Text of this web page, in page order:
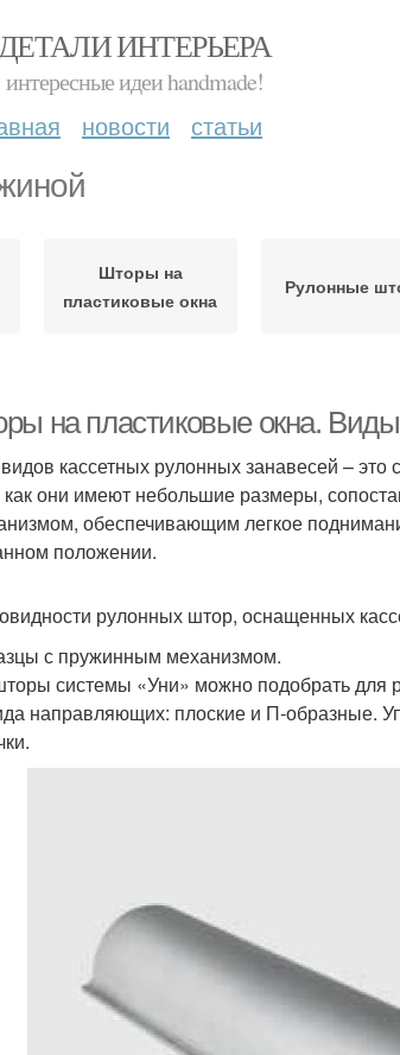
ИНТЕРЬЕРА
интересные идеи handmade!
новости статьи
Шторы на
пластиковые окна
Рулонные
на пластиковые окна.
кассетных рулонных занавесей –
как они имеют небольшие размеры,
обеспечивающим легкое
положении.
рулонных штор, оснащенных
с пружинным механизмом.
системы «Уни» можно подобрать для
направляющих: плоские и П-образные.